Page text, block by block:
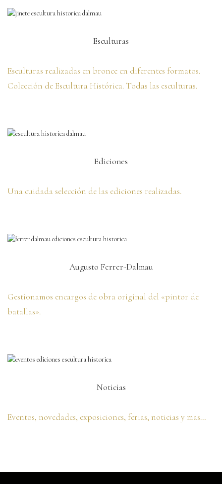
Esculturas
Esculturas realizadas en bronce en diferentes formatos.
Colección de Escultura Histórica. Todas las esculturas.
Ediciones
Una cuidada selección de las ediciones realizadas.
Augusto Ferrer-Dalmau
Gestionamos encargos de obra original del «pintor de
batallas».
Noticias
Eventos, novedades, exposiciones, ferias, noticias y mas…